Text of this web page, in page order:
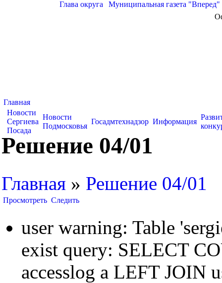
Глава округа Муниципальная газета "Вперед"
Главная
Новости
Сергиева
Посада
Новости
Подмосковья
Госадмтехнадзор Информация
Решение 04/01
Главная » Решение 04/01
Просмотреть Следить
user warning: Table
exist query: SELECT
accesslog a LEFT JOIN